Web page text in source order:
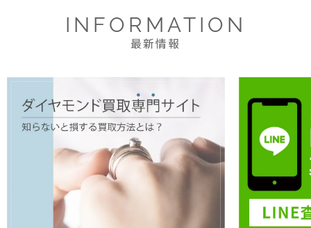
INFORMATION
最新情報